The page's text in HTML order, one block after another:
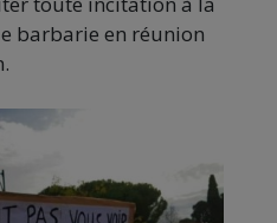
barbarie en réunion